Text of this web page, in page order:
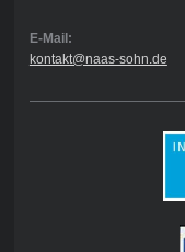
E-Mail:
kontakt@naas-sohn.de